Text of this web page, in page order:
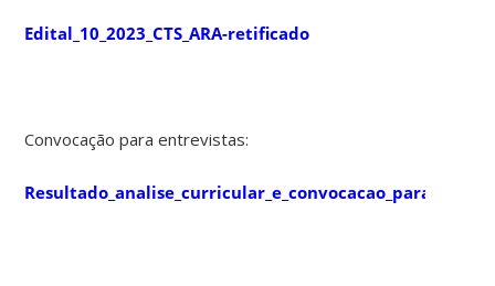
Edital_10_2023_CTS_ARA-retificado
Convocação para entrevistas: